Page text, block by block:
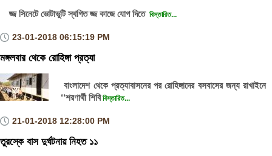
জ্জ সিনেটে ভোটাভুটি স্থগিত জ্জ কাজে যোগ দিতে বিস্তারিত...
23-01-2018 06:15:19 PM
মঙ্গলবার থেকে রোহিঙ্গা প্রত্যা
বাংলাদেশ থেকে প্রত্যাবাসনের পর রোহিঙ্গাদের বসবাসের জন্য রাখাইনে
‘‘শরণার্থী শিবিবিস্তারিত...
21-01-2018 12:28:00 PM
তুরস্কে বাস দুর্ঘটনায় নিহত ১১